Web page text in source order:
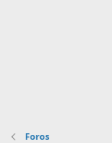
Foros